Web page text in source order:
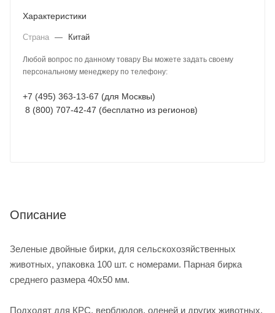
Характеристики
Страна — Китай
Любой вопрос по данному товару Вы можете задать своему
персональному менеджеру по телефону:
+7 (495) 363-13-67 (для Москвы)
8 (800) 707-42-47 (бесплатно из регионов)
Описание
Зеленые двойные бирки, для сельскохозяйственных
животных, упаковка 100 шт. с номерами. Парная бирка
среднего размера 40х50 мм.
Подходят для КРС, верблюдов, оленей и других животных,